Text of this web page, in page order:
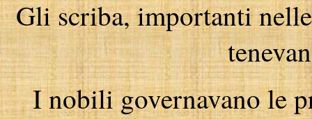
Gli scriba, importanti
I nobili governavano le